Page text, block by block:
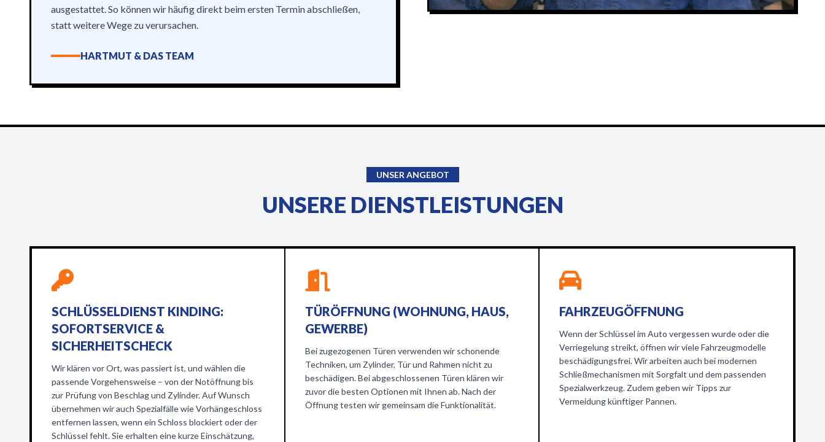
ausgestattet. So können wir häufig direkt beim ersten Termin abschließen,
statt weitere Wege zu verursachen.
HARTMUT & DAS TEAM
UNSER ANGEBOT
UNSERE DIENSTLEISTUNGEN
SCHLÜSSELDIENST KINDING:
SOFORTSERVICE &
SICHERHEITSCHECK
Wir klären vor Ort, was passiert ist, und wählen die
passende Vorgehensweise – von der Notöffnung bis
zur Prüfung von Beschlag und Zylinder. Auf Wunsch
übernehmen wir auch Spezialfälle wie Vorhängeschloss
entfernen lassen, wenn ein Schloss blockiert oder der
Schlüssel fehlt. Sie erhalten eine kurze Einschätzung,
TÜRÖFFNUNG (WOHNUNG, HAUS,
GEWERBE)
Bei zugezogenen Türen verwenden wir schonende
Techniken, um Zylinder, Tür und Rahmen nicht zu
beschädigen. Bei abgeschlossenen Türen klären wir
zuvor die besten Optionen mit Ihnen ab. Nach der
Öffnung testen wir gemeinsam die Funktionalität.
FAHRZEUGÖFFNUNG
Wenn der Schlüssel im Auto vergessen wurde oder die
Verriegelung streikt, öffnen wir viele Fahrzeugmodelle
beschädigungsfrei. Wir arbeiten auch bei modernen
Schließmechanismen mit Sorgfalt und dem passenden
Spezialwerkzeug. Zudem geben wir Tipps zur
Vermeidung künftiger Pannen.